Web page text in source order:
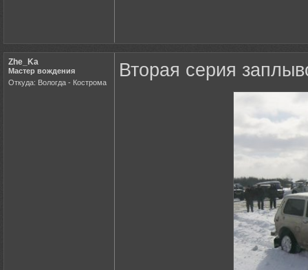
Zhe_Ka
Мастер вождения
Откуда: Вологда - Кострома
Вторая серия